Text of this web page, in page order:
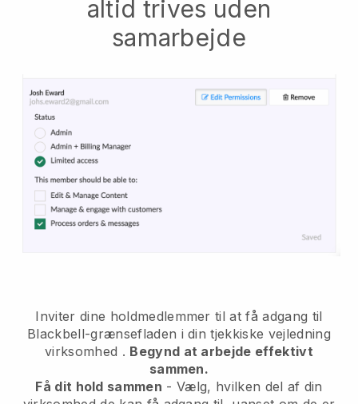
altid trives uden
samarbejde
Inviter dine holdmedlemmer til at få adgang til
Blackbell-grænsefladen i din tjekkiske vejledning
virksomhed . Begynd at arbejde effektivt
sammen.
Få dit hold sammen - Vælg, hvilken del af din